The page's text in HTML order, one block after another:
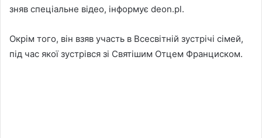
зняв спеціальне відео, інформує deon.pl.
Окрім того, він взяв участь в Всесвітній зустрічі сімей,
під час якої зустрівся зі Святішим Отцем Франциском.